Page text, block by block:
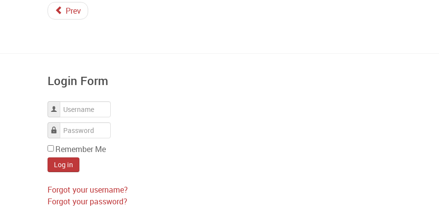
Prev
Login Form
Username
Password
Remember Me
Log in
Forgot your username?
Forgot your password?